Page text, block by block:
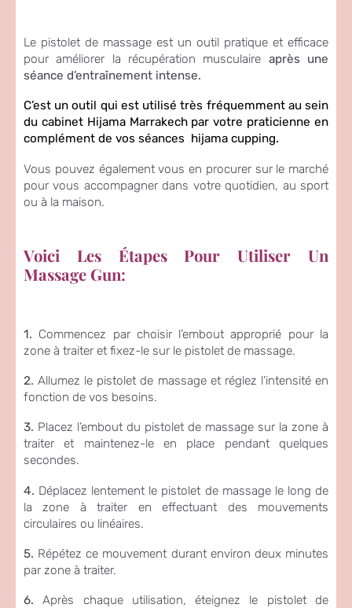
Le pistolet de massage est un outil pratique et efficace
pour améliorer la récupération musculaire après une
séance d’entraînement intense.
C’est un outil qui est utilisé très fréquemment au sein
du cabinet Hijama Marrakech par votre praticienne en
complément de vos séances hijama cupping.
Vous pouvez également vous en procurer sur le marché
pour vous accompagner dans votre quotidien, au sport
ou à la maison.
Voici Les Étapes Pour Utiliser Un
Massage Gun:
1. Commencez par choisir l’embout approprié pour la
zone à traiter et fixez-le sur le pistolet de massage.
2. Allumez le pistolet de massage et réglez l’intensité en
fonction de vos besoins.
3. Placez l’embout du pistolet de massage sur la zone à
traiter et maintenez-le en place pendant quelques
secondes.
4. Déplacez lentement le pistolet de massage le long de
la zone à traiter en effectuant des mouvements
circulaires ou linéaires.
5. Répétez ce mouvement durant environ deux minutes
par zone à traiter.
6. Après chaque utilisation, éteignez le pistolet de